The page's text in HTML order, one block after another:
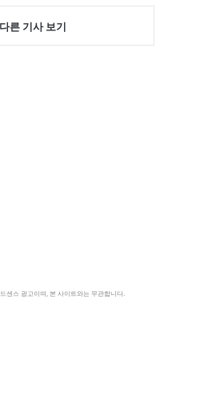
다른 기사 보기
센스 광고이며, 본 사이트와는 무관합니다.